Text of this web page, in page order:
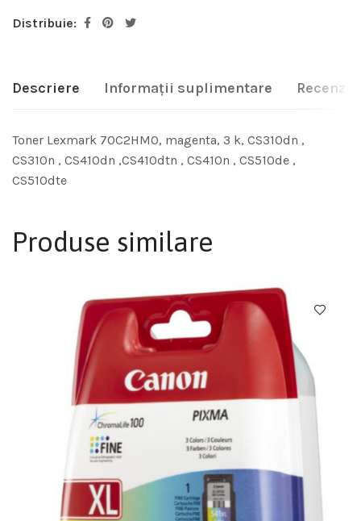
Distribuie:
Descriere Informații suplimentare Recenzii
Toner Lexmark 70C2HM0, magenta, 3 k, CS310dn ,
CS310n , CS410dn ,CS410dtn , CS410n , CS510de ,
CS510dte
Produse similare